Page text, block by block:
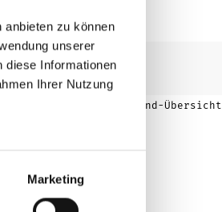
anbieten zu können
unserer
diese Informationen
Ihrer Nutzung
Marketing
Zurück zur Band-Übersicht